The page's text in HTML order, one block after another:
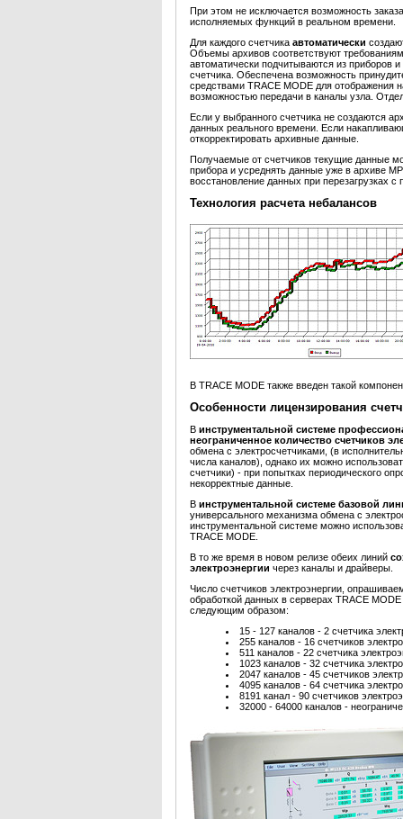
При этом не исключается возможность
исполняемых функций в реальном времени.
Для каждого счетчика автоматически
Объемы архивов соответствуют
автоматически подчитываются из приборов
счетчика. Обеспечена возможность
средствами TRACE MODE для отображения
возможностью передачи в каналы узла.
Если у выбранного счетчика не создаются
данных реального времени. Если
откорректировать архивные данные.
Получаемые от счетчиков текущие данные
прибора и усреднять данные уже в архиве
восстановление данных при перезагрузках
Технология расчета небалансов
В TRACE MODE также введен такой
Особенности лицензирования
В инструментальной системе
неограниченное количество счетчиков
обмена с электросчетчиками, (в
числа каналов), однако их можно
счетчики) - при попытках периодического
некорректные данные.
В инструментальной системе базовой
универсального механизма обмена с
инструментальной системе можно
TRACE MODE.
B то же время в новом релизе обеих линий
электроэнергии через каналы и драйверы.
Число счетчиков электроэнергии,
обработкой данных в серверах TRACE
следующим образом:
15 - 127 каналов - 2 счетчика
255 каналов - 16 счетчиков
511 каналов - 22 счетчика
1023 каналов - 32 счетчика
2047 каналов - 45 счетчиков
4095 каналов - 64 счетчика
8191 канал - 90 счетчиков
32000 - 64000 каналов -